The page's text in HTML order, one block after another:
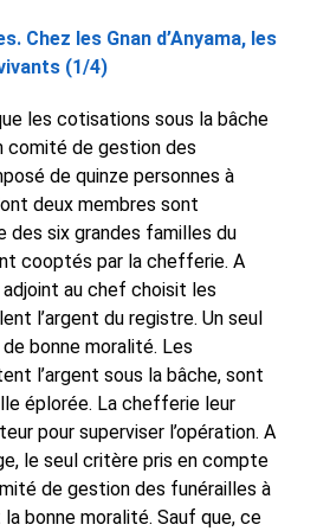
Chez les Gnan d’Anyama, les
(1/4)
les cotisations sous la bâche
comité de gestion des
de quinze personnes à
deux membres sont
des six grandes familles du
cooptés par la chefferie. A
au chef choisit les
l’argent du registre. Un seul
bonne moralité. Les
l’argent sous la bâche, sont
éplorée. La chefferie leur
pour superviser l’opération. A
le seul critère pris en compte
de gestion des funérailles à
bonne moralité. Sauf que, ce